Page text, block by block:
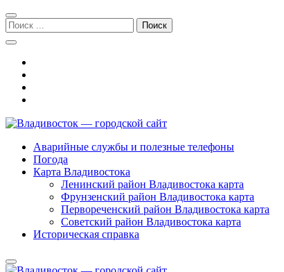
Перейти
к
навигации
Перейти
к
содержимому
Поиск:
Владивосток — городской сайт
Аварийные службы и полезные телефоны
Погода
Карта Владивостока
Ленинский район Владивостока карта
Фрунзенский район Владивостока карта
Первореченский район Владивостока карта
Советский район Владивостока карта
Историческая справка